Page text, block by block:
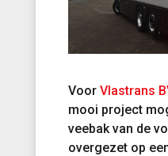
Voor Vlastrans
mooi project
veebak van de
overgezet op